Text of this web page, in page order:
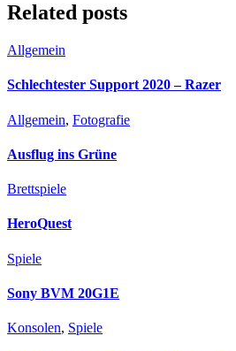
Related posts
Allgemein
Schlechtester Support 2020 – Razer
Allgemein, Fotografie
Ausflug ins Grüne
Brettspiele
HeroQuest
Spiele
Sony BVM 20G1E
Konsolen, Spiele